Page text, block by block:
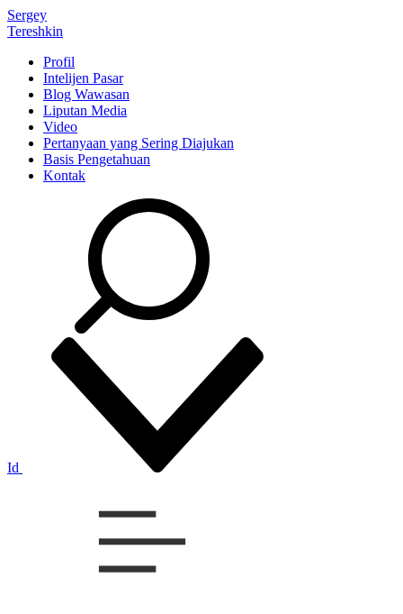
Sergey
Tereshkin
Profil
Intelijen Pasar
Blog Wawasan
Liputan Media
Video
Pertanyaan yang Sering Diajukan
Basis Pengetahuan
Kontak
Id